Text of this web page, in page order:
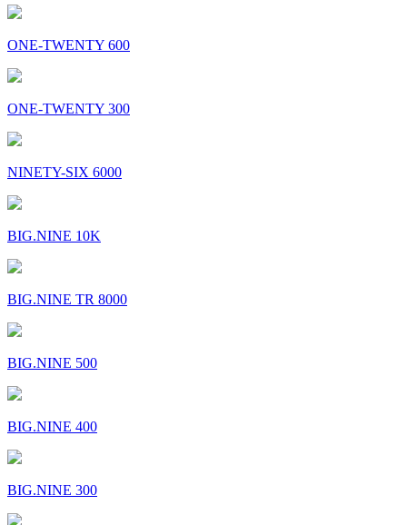
ONE-TWENTY 600
ONE-TWENTY 300
NINETY-SIX 6000
BIG.NINE 10K
BIG.NINE TR 8000
BIG.NINE 500
BIG.NINE 400
BIG.NINE 300